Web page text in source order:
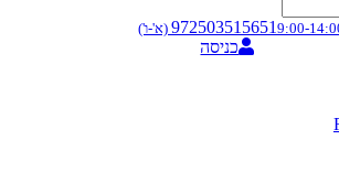
9:00- (א'-ו')
כניסה